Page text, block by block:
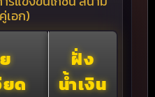
เอก)
ยด
ฝั่ง
น้ำเงิน